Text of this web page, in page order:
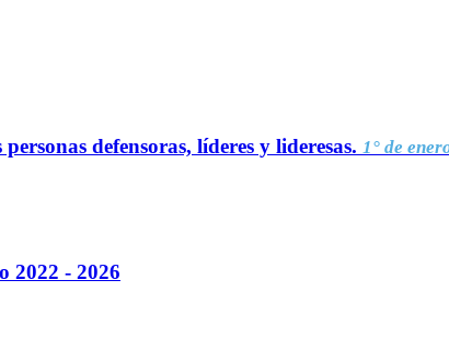
defensoras, líderes y lideresas. 1° de
2022 - 2026